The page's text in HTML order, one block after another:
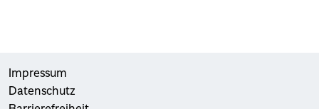
Impressum
Datenschutz